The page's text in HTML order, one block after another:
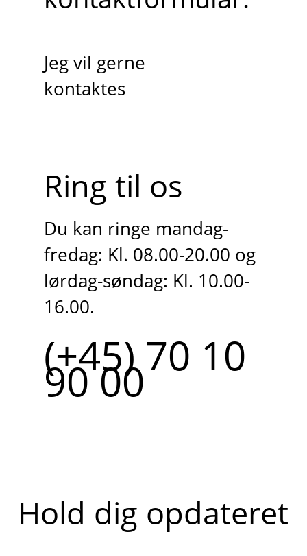
Jeg vil gerne
kontaktes
Ring til os
Du kan ringe mandag-
fredag: Kl. 08.00-20.00 og
lørdag-søndag: Kl. 10.00-
16.00.
(+45) 70 10
90 00
Hold dig opdateret